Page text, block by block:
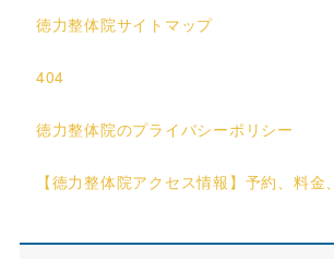
徳力整体院サイトマップ
404
徳力整体院のプライバシーポリシー
【徳力整体院アクセス情報】予約、料金